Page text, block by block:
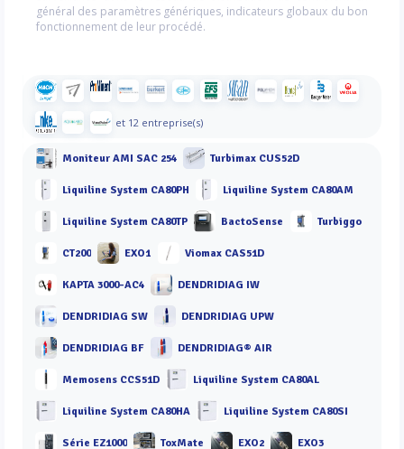
général des paramètres génériques, indicateurs globaux du bon
fonctionnement de leur procédé.
et 12 entreprise(s)
Moniteur AMI SAC 254 Turbimax CUS52D
Liquiline System CA80PH Liquiline System CA80AM
Liquiline System CA80TP BactoSense Turbiggo
CT200 EXO1 Viomax CAS51D
KAPTA 3000-AC4 DENDRIDIAG IW
DENDRIDIAG SW DENDRIDIAG UPW
DENDRIDIAG BF DENDRIDIAG® AIR
Memosens CCS51D Liquiline System CA80AL
Liquiline System CA80HA Liquiline System CA80SI
Série EZ1000 ToxMate EXO2 EXO3